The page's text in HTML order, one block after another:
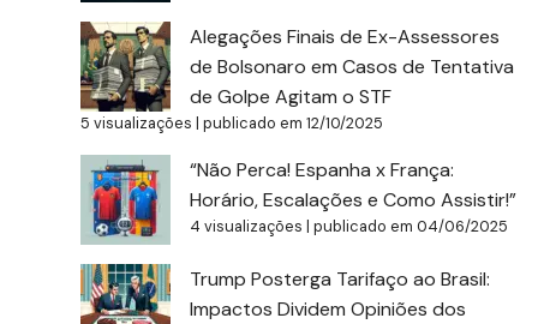
Alegações Finais de Ex-Assessores
de Bolsonaro em Casos de Tentativa
de Golpe Agitam o STF
5 visualizações |publicado em 12/10/2025
“Não Perca! Espanha x França:
Horário, Escalações e Como Assistir!”
4 visualizações |publicado em 04/06/2025
Trump Posterga Tarifaço ao Brasil:
Impactos Dividem Opiniões dos